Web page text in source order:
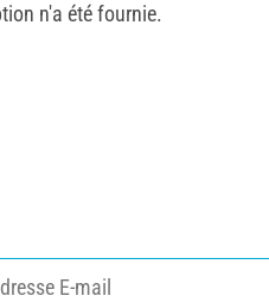
n'a été fournie.